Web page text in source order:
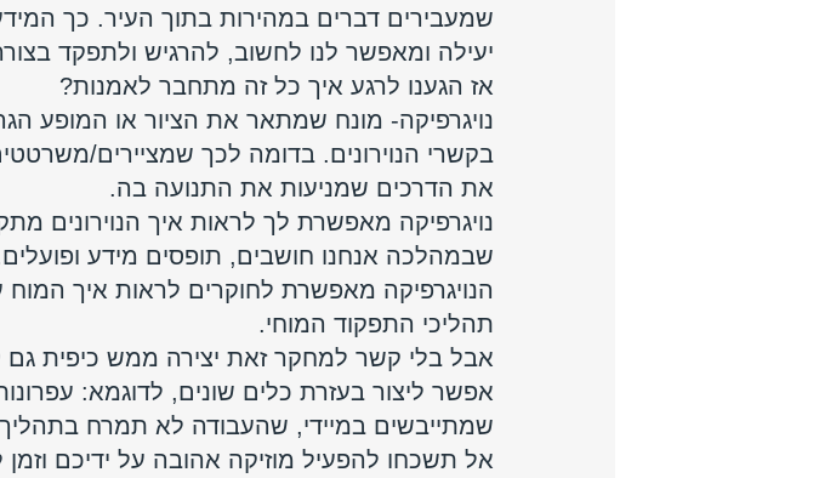
GO
שמעבירים דברים במהירות בתוך העיר. כך
יעילה ומאפשר לנו לחשוב, להרגיש ולתפקד
אז הגענו לרגע איך כל זה מתחבר לאמנות?
נויגרפיקה- מונח שמתאר את הציור או המופע
בקשרי הנוירונים. בדומה לכך שמציירים/
את הדרכים שמניעות את התנועה בה.
נויגרפיקה מאפשרת לך לראות איך הנוירונים
שבמהלכה אנחנו חושבים, תופסים מידע
הנויגרפיקה מאפשרת לחוקרים לראות איך המוח
תהליכי התפקוד המוחי.
אבל בלי קשר למחקר זאת יצירה ממש כיפית גם
אפשר ליצור בעזרת כלים שונים, לדוגמא:
שמתייבשים במיידי, שהעבודה לא תמרח בתהליך
אל תשכחו להפעיל מוזיקה אהובה על ידיכם